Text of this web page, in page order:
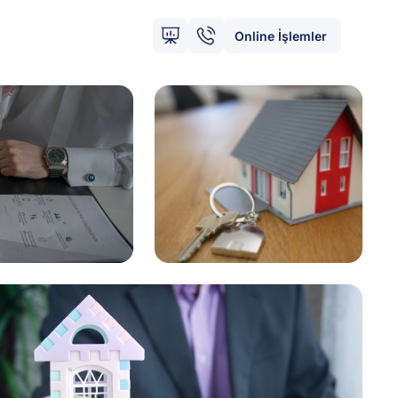
Online İşlemler